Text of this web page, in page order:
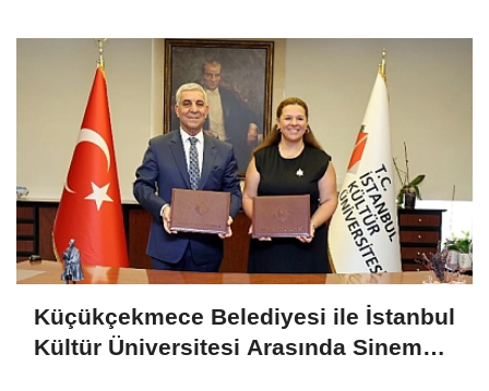
Geçiriyor”
Küçükçekmece Belediyesi ile İstanbul
Kültür Üniversitesi Arasında Sinema